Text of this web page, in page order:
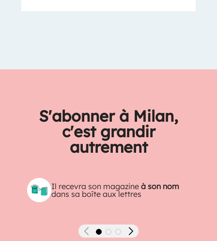
S'abonner à Milan,
c'est grandir
autrement
Il recevra son magazineà son nom
dans sa boîte aux lettres
Précédent Suivant